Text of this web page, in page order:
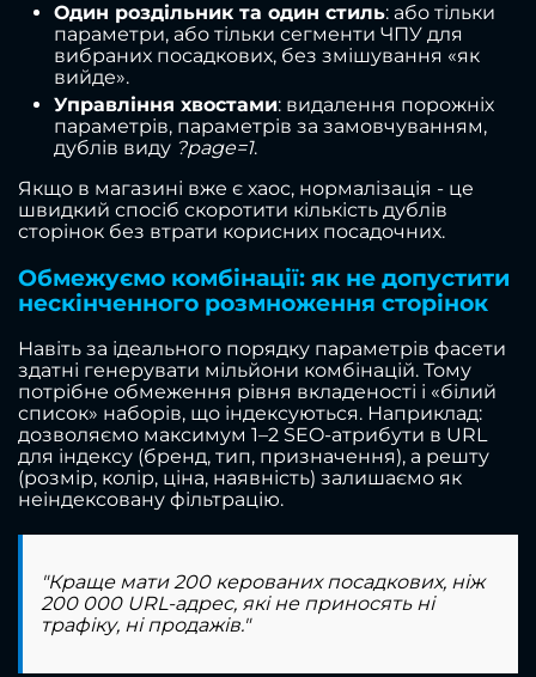
Один роздільник та один стиль: або тільки
параметри, або тільки сегменти ЧПУ для
вибраних посадкових, без змішування «як
вийде».
Управління хвостами: видалення порожніх
параметрів, параметрів за замовчуванням,
дублів виду ?page=1.
Якщо в магазині вже є хаос, нормалізація - це
швидкий спосіб скоротити кількість дублів
сторінок без втрати корисних посадочних.
Обмежуємо комбінації: як не допустити
нескінченного розмноження сторінок
Навіть за ідеального порядку параметрів фасети
здатні генерувати мільйони комбінацій. Тому
потрібне обмеження рівня вкладеності і «білий
список» наборів, що індексуються. Наприклад:
дозволяємо максимум 1–2 SEO-атрибути в URL
для індексу (бренд, тип, призначення), а решту
(розмір, колір, ціна, наявність) залишаємо як
неіндексовану фільтрацію.
"Краще мати 200 керованих посадкових, ніж
200 000 URL-адрес, які не приносять ні
трафіку, ні продажів."